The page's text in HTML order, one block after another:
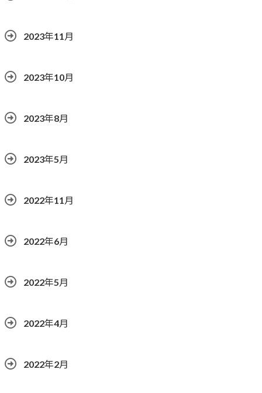
2023年11月
2023年10月
2023年8月
2023年5月
2022年11月
2022年6月
2022年5月
2022年4月
2022年2月